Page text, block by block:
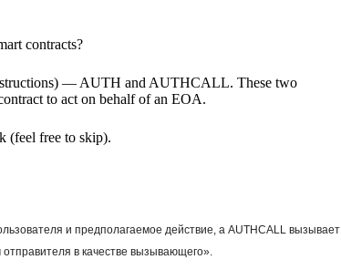
contracts?
— AUTH and AUTHCALL. These two
to act on behalf of an EOA.
(feel free to skip).
и предполагаемое действие, а AUTHCALL вызывает
в качестве вызывающего».